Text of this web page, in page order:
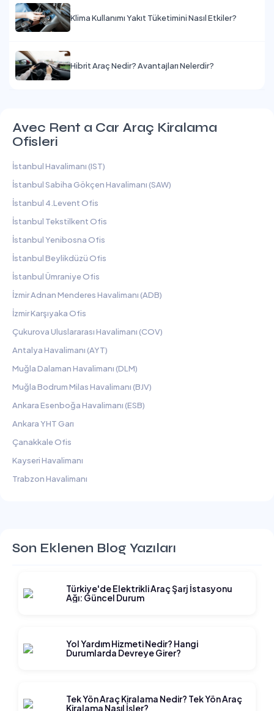
Klima Kullanımı Yakıt Tüketimini Nasıl Etkiler?
Hibrit Araç Nedir? Avantajları Nelerdir?
Avec Rent a Car Araç Kiralama
Ofisleri
İstanbul Havalimanı (IST)
İstanbul Sabiha Gökçen Havalimanı (SAW)
İstanbul 4.Levent Ofis
İstanbul Tekstilkent Ofis
İstanbul Yenibosna Ofis
İstanbul Beylikdüzü Ofis
İstanbul Ümraniye Ofis
İzmir Adnan Menderes Havalimanı (ADB)
İzmir Karşıyaka Ofis
Çukurova Uluslararası Havalimanı (COV)
Antalya Havalimanı (AYT)
Muğla Dalaman Havalimanı (DLM)
Muğla Bodrum Milas Havalimanı (BJV)
Ankara Esenboğa Havalimanı (ESB)
Ankara YHT Garı
Çanakkale Ofis
Kayseri Havalimanı
Trabzon Havalimanı
Son Eklenen Blog Yazıları
Türkiye'de Elektrikli Araç Şarj İstasyonu
Ağı: Güncel Durum
Yol Yardım Hizmeti Nedir? Hangi
Durumlarda Devreye Girer?
Tek Yön Araç Kiralama Nedir? Tek Yön Araç
Kiralama Nasıl İşler?